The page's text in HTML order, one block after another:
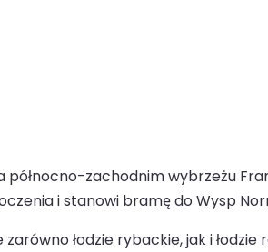
północno-zachodnim wybrzeżu
i stanowi bramę do Wysp
zarówno łodzie rybackie, jak i